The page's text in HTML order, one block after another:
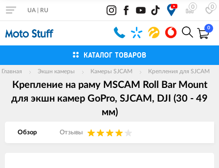
0 0
UA RU
0
КАТАЛОГ ТОВАРОВ
Главная Экшн камеры Камеры SJCAM Крепления для SJCAM
Крепление на раму MSCAM Roll Bar Mount
для экшн камер GoPro, SJCAM, DJI (30 - 49
мм)
Обзор Отзывы